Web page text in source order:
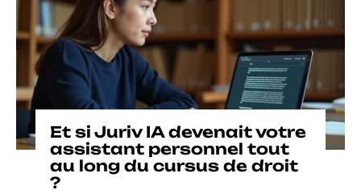
Et si Juriv IA devenait votre
assistant personnel tout
au long du cursus de droit
?